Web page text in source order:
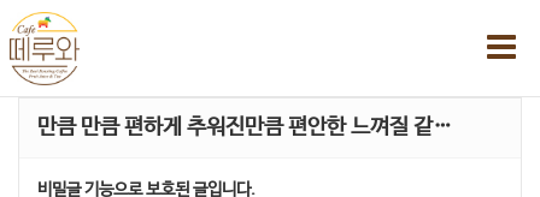
만큼 만큼 편하게 추워진만큼 편안한 느껴질 같…
비밀글 기능으로 보호된 글입니다.